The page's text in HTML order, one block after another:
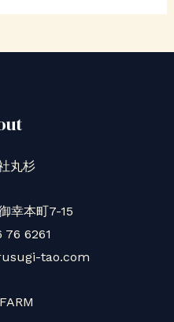
丸杉
幸本町7-15
76 6261
tao.com